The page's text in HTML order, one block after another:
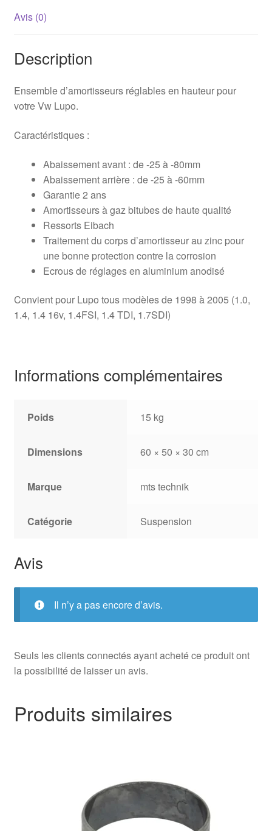
Avis (0)
Description
Ensemble d’amortisseurs réglables en hauteur pour
votre Vw Lupo.
Caractéristiques :
Abaissement avant : de -25 à -80mm
Abaissement arrière : de -25 à -60mm
Garantie 2 ans
Amortisseurs à gaz bitubes de haute qualité
Ressorts Eibach
Traitement du corps d’amortisseur au zinc pour
une bonne protection contre la corrosion
Ecrous de réglages en aluminium anodisé
Convient pour Lupo tous modèles de 1998 à 2005 (1.0,
1.4, 1.4 16v, 1.4FSI, 1.4 TDI, 1.7SDI)
Informations complémentaires
Poids 15 kg
Dimensions 60 × 50 × 30 cm
Marque mts technik
Catégorie Suspension
Avis
Il n’y a pas encore d’avis.
Seuls les clients connectés ayant acheté ce produit ont
la possibilité de laisser un avis.
Produits similaires